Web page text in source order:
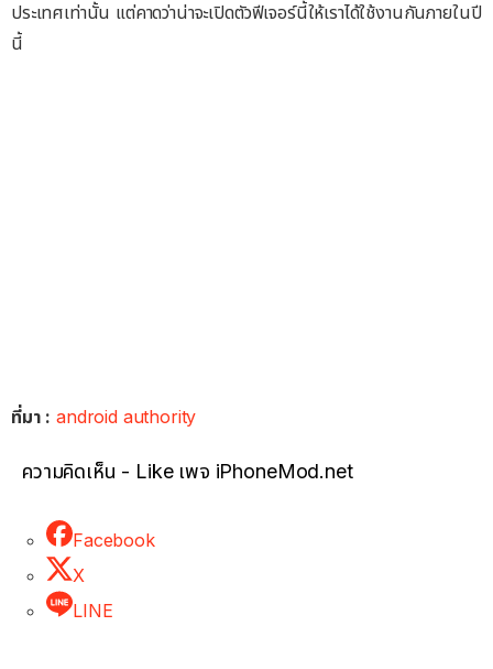
ประเทศเท่านั้น แต่คาดว่าน่าจะเปิดตัวฟีเจอร์นี้ให้เราได้ใช้งานกันภายในปี
นี้
ที่มา : android authority
ความคิดเห็น - Like เพจ iPhoneMod.net
Facebook
X
LINE